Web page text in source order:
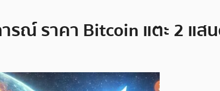
รณ์ ราคา Bitcoin แตะ 2 แส